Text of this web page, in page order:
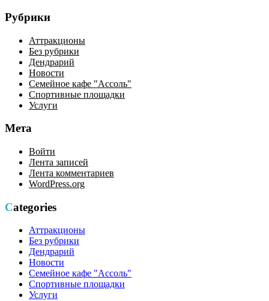
Рубрики
Аттракционы
Без рубрики
Дендрарий
Новости
Семейное кафе "Ассоль"
Спортивные площадки
Услуги
Мета
Войти
Лента записей
Лента комментариев
WordPress.org
Categories
Аттракционы
Без рубрики
Дендрарий
Новости
Семейное кафе "Ассоль"
Спортивные площадки
Услуги